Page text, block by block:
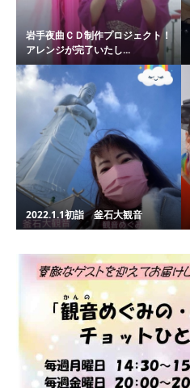
岩手夜曲ＣＤ制作プロジェクト！
アレンジが完了いたし...
2022.1.1初詣 釜石大観音